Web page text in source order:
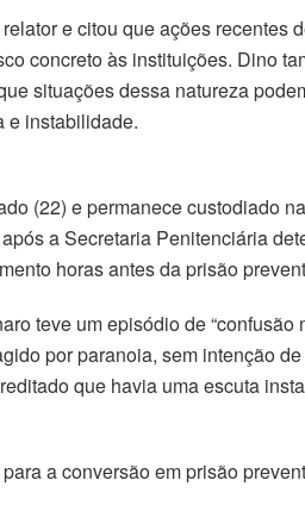
e citou que ações
concreto às instituições. Dino
situações dessa natureza
e instabilidade.
(22) e permanece custodiado
a Secretaria Penitenciária
horas antes da prisão
teve um episódio de
por paranoia, sem intenção
que havia uma escuta
a conversão em prisão